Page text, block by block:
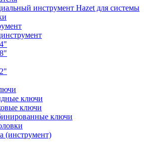
инструмент Hazet для системы
ключи
ключи
ключи
(инструмент)